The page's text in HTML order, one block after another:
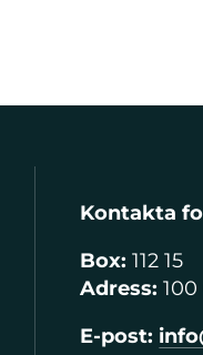
Kontakta
Box:112 15
Adress:
E-post: